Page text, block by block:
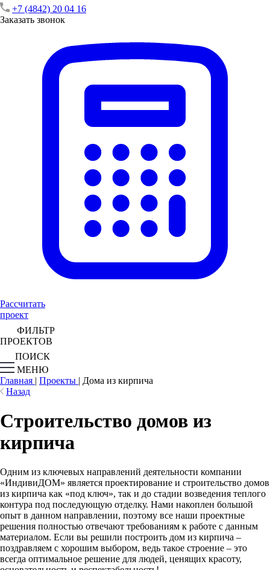
+7 (4842) 20 04 16
Заказать звонок
Рассчитать
проект
ФИЛЬТР
ПРОЕКТОВ
ПОИСК
МЕНЮ
Главная | Проекты | Дома из кирпича
Назад
Строительство домов из
кирпича
Одним из ключевых направлений деятельности компании
«ИндивиДОМ» является проектирование и строительство домов
из кирпича как «под ключ», так и до стадии возведения теплого
контура под последующую отделку. Нами накоплен большой
опыт в данном направлении, поэтому все наши проектные
решения полностью отвечают требованиям к работе с данным
материалом. Если вы решили построить дом из кирпича –
поздравляем с хорошим выбором, ведь такое строение – это
всегда оптимальное решение для людей, ценящих красоту,